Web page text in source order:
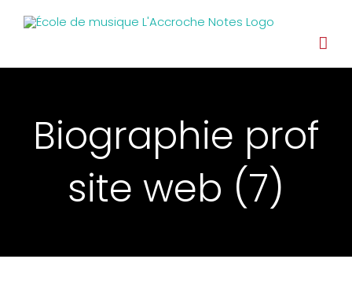
Biographie prof
site web (7)